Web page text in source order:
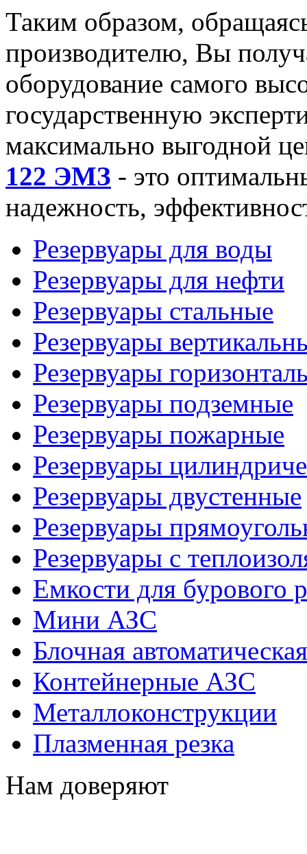
Таким образом,
производителю, Вы
оборудование самого
государственную
максимально выгодной
122 ЭМЗ - это
надежность,
Резервуары для воды
Резервуары для нефти
Резервуары стальные
Резервуары
Резервуары
Резервуары подземные
Резервуары пожарные
Резервуары
Резервуары двустенные
Резервуары
Резервуары с
Емкости для бурового
Мини АЗС
Блочная
Контейнерные АЗС
Металлоконструкции
Плазменная резка
Нам доверяют